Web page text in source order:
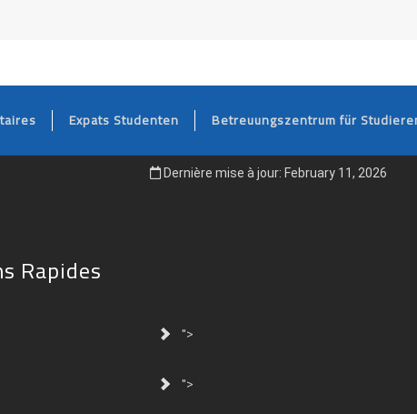
FOOTER
Expats Studenten Betreuungszentrum für
Dernière mise à jour: February 11, 2026
Rapides
">
">